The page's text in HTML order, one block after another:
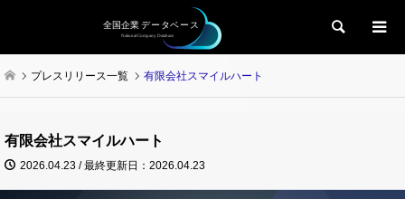
検索
プレスリリース一覧 有限会社スマイルハート
有限会社スマイルハート
2026.04.23 / 最終更新日：2026.04.23